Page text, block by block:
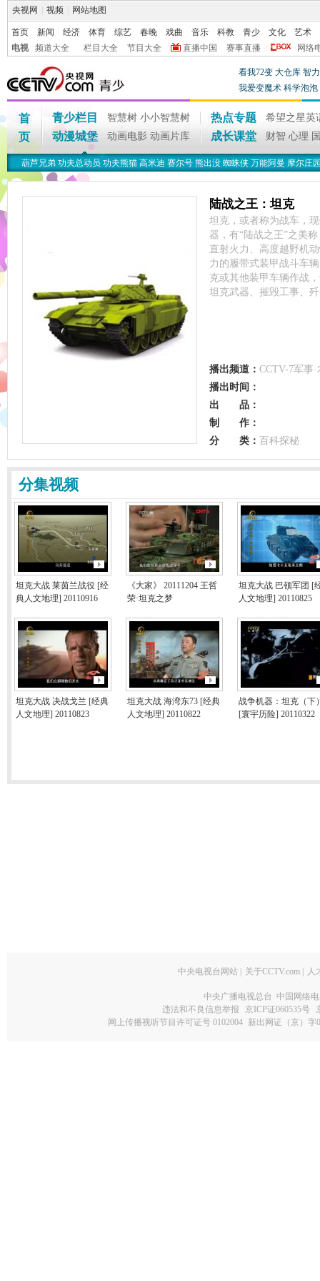
央视网 视频 网站地图
首页 新闻 经济 体育 综艺 春晚 戏曲 音乐 科教 青少 文化
艺术
电视
频道大全 栏目大全 节目大全 直播中国 赛事直播 网络
看我72变 大仓库 智
我爱变魔术 科学泡泡
首
页
青少栏目 智慧树 小小智慧树
动漫城堡 动画电影 动画片库
热点专题 希望之星英
成长课堂 财智 心理
葫芦兄弟 功夫总动员 功夫熊猫 高米迪 赛尔号 熊出没 蜘蛛侠 万能阿曼 摩尔庄
陆战之王：坦克
坦克，或者称为战车，
器，有“陆战之王”之美
直射火力、高度越野机
力的履带式装甲战斗车
克或其他装甲车辆作战
坦克武器、摧毁工事、
播出频道： CCTV-7军事
播出时间：
出 品：
制 作：
分 类： 百科探秘
分集视频
坦克大战 莱茵兰战役 [经
典人文地理] 20110916
《大家》 20111204 王哲
荣·坦克之梦
坦克大战 巴顿军团 [
人文地理] 20110825
坦克大战 决战戈兰 [经典
人文地理] 20110823
坦克大战 海湾东73 [经典
人文地理] 20110822
战争机器：坦克（下
[寰宇历险] 20110322
中央电视台网站 关于CCTV.com 人
中央广播电视总台 中国网络
违法和不良信息举报
京ICP证060535号
网上传播视听节目许可证号 0102004 新出网证（京）